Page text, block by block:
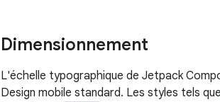
Dimensionnement
L'échelle typographique de Jetpack
Design mobile standard. Les styles tels que